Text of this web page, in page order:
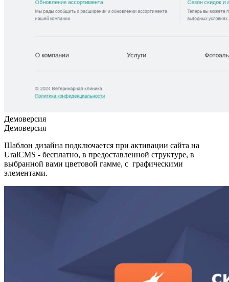
Демоверсия
Демоверсия
Шаблон дизайна подключается при активации сайта на
UralCMS - бесплатно, в предоставленной структуре, в
выбранной вами цветовой гамме, с графическими
элементами.